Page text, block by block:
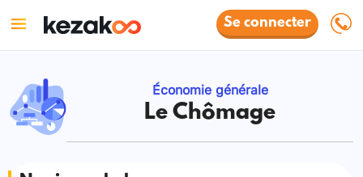
Se connecter
Économie générale
Le Chômage